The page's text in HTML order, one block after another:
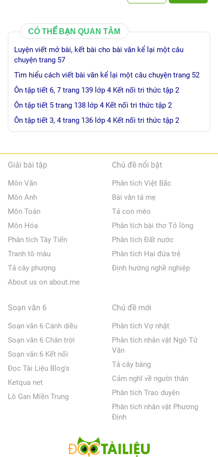
CÓ THỂ BẠN QUAN TÂM
Luyện viết mở bài, kết bài cho bài văn kể lại một câu
chuyện trang 57
Tìm hiểu cách viết bài văn kể lại một câu chuyện trang 52
Ôn tập tiết 6, 7 trang 139 lớp 4 Kết nối tri thức tập 2
Ôn tập tiết 5 trang 138 lớp 4 Kết nối tri thức tập 2
Ôn tập tiết 3, 4 trang 136 lớp 4 Kết nối tri thức tập 2
Giải bài tập
Môn Văn
Môn Anh
Môn Toán
Môn Hóa
Phân tích Tây Tiến
Tranh tô màu
Tả cây phượng
About us on about.me
Chủ đề nổi bật
Phân tích Việt Bắc
Bài văn tả mẹ
Tả con mèo
Phân tích bài thơ Tỏ lòng
Phân tích Đất nước
Phân tích Hai đứa trẻ
Định hướng nghề nghiệp
Soạn văn 6
Soạn văn 6 Cánh diều
Soạn văn 6 Chân trời
Soạn văn 6 Kết nối
Đọc Tài Liệu Blog's
Ketqua net
Lô Gan Miền Trung
Chủ đề mới
Phân tích Vợ nhặt
Phân tích nhân vật Ngô Tử
Văn
Tả cây bàng
Cảm nghĩ về người thân
Phân tích Trao duyên
Phân tích nhân vật Phương
Định